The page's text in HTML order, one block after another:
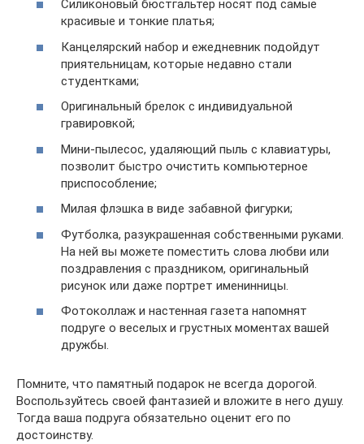
Силиконовый бюстгальтер носят под самые
красивые и тонкие платья;
Канцелярский набор и ежедневник подойдут
приятельницам, которые недавно стали
студентками;
Оригинальный брелок с индивидуальной
гравировкой;
Мини-пылесос, удаляющий пыль с клавиатуры,
позволит быстро очистить компьютерное
приспособление;
Милая флэшка в виде забавной фигурки;
Футболка, разукрашенная собственными руками.
На ней вы можете поместить слова любви или
поздравления с праздником, оригинальный
рисунок или даже портрет именинницы.
Фотоколлаж и настенная газета напомнят
подруге о веселых и грустных моментах вашей
дружбы.
Помните, что памятный подарок не всегда дорогой.
Воспользуйтесь своей фантазией и вложите в него душу.
Тогда ваша подруга обязательно оценит его по
достоинству.